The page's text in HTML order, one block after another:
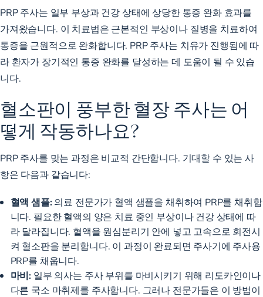
PRP 주사는 일부 부상과 건강 상태에 상당한 통증 완화 효과를
가져왔습니다. 이 치료법은 근본적인 부상이나 질병을 치료하여
통증을 근원적으로 완화합니다. PRP 주사는 치유가 진행됨에 따
라 환자가 장기적인 통증 완화를 달성하는 데 도움이 될 수 있습
니다.
혈소판이 풍부한 혈장 주사는 어
떻게 작동하나요?
PRP 주사를 맞는 과정은 비교적 간단합니다. 기대할 수 있는 사
항은 다음과 같습니다:
혈액 샘플:의료 전문가가 혈액 샘플을 채취하여 PRP를 채취합
니다. 필요한 혈액의 양은 치료 중인 부상이나 건강 상태에 따
라 달라집니다. 혈액을 원심분리기 안에 넣고 고속으로 회전시
켜 혈소판을 분리합니다. 이 과정이 완료되면 주사기에 주사용
PRP를 채웁니다.
마비: 일부 의사는 주사 부위를 마비시키기 위해 리도카인이나
다른 국소 마취제를 주사합니다. 그러나 전문가들은 이 방법이